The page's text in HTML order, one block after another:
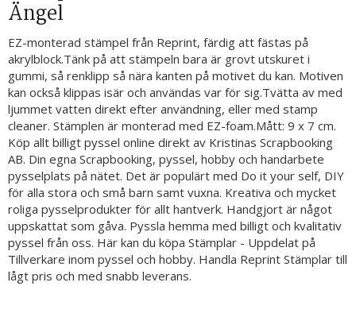
Ängel
EZ-monterad stämpel från Reprint, färdig att fästas på
akrylblock.Tänk på att stämpeln bara är grovt utskuret i
gummi, så renklipp så nära kanten på motivet du kan. Motiven
kan också klippas isär och användas var för sig.Tvätta av med
ljummet vatten direkt efter användning, eller med stamp
cleaner. Stämplen är monterad med EZ-foam.Mått: 9 x 7 cm.
Köp allt billigt pyssel online direkt av Kristinas Scrapbooking
AB. Din egna Scrapbooking, pyssel, hobby och handarbete
pysselplats på nätet. Det är populärt med Do it your self, DIY
för alla stora och små barn samt vuxna. Kreativa och mycket
roliga pysselprodukter för allt hantverk. Handgjort är något
uppskattat som gåva. Pyssla hemma med billigt och kvalitativ
pyssel från oss. Här kan du köpa Stämplar - Uppdelat på
Tillverkare inom pyssel och hobby. Handla Reprint Stämplar till
lågt pris och med snabb leverans.